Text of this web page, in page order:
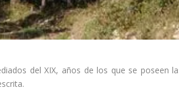
del XIX, años de los que se poseen